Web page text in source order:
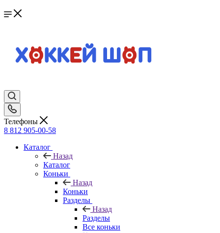
Телефоны
8 812 905-00-58
Каталог
Назад
Каталог
Коньки
Назад
Коньки
Разделы
Назад
Разделы
Все коньки